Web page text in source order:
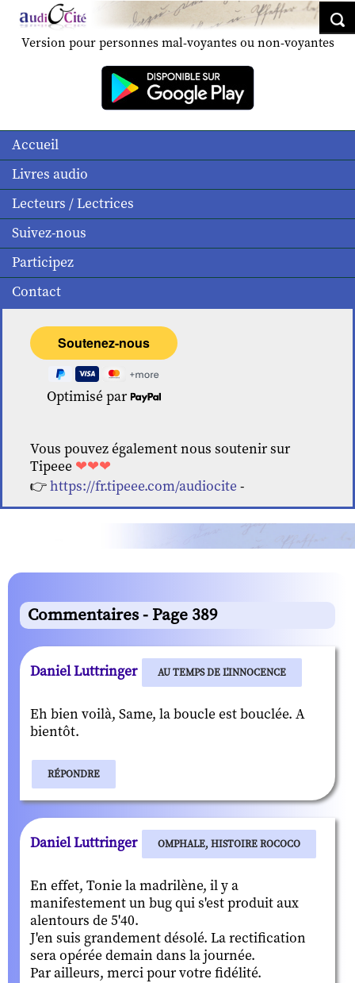
Version pour personnes mal-voyantes ou non-voyantes
Accueil
Livres audio
Lecteurs / Lectrices
Suivez-nous
Participez
Contact
Optimisé par
Vous pouvez également nous soutenir sur
Tipeee ❤❤❤
👉https://fr.tipeee.com/audiocite -
Commentaires - Page 389
Daniel Luttringer AU TEMPS DE L'INNOCENCE
Eh bien voilà, Same, la boucle est bouclée. A
bientôt.
RÉPONDRE
Daniel Luttringer OMPHALE, HISTOIRE ROCOCO
En effet, Tonie la madrilène, il y a
manifestement un bug qui s'est produit aux
alentours de 5'40.
J'en suis grandement désolé. La rectification
sera opérée demain dans la journée.
Par ailleurs, merci pour votre fidélité.